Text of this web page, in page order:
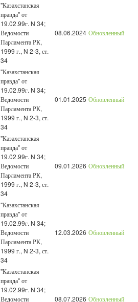
"Казахстанская
правда" от
19.02.99г. N 34;
Ведомости
Парламента РК,
1999 г., N 2-3, ст.
34
08.06.2024 Обновленный
"Казахстанская
правда" от
19.02.99г. N 34;
Ведомости
Парламента РК,
1999 г., N 2-3, ст.
34
01.01.2025 Обновленный
"Казахстанская
правда" от
19.02.99г. N 34;
Ведомости
Парламента РК,
1999 г., N 2-3, ст.
34
09.01.2026 Обновленный
"Казахстанская
правда" от
19.02.99г. N 34;
Ведомости
Парламента РК,
1999 г., N 2-3, ст.
34
12.03.2026 Обновленный
"Казахстанская
правда" от
19.02.99г. N 34;
Ведомости
08.07.2026 Обновленный